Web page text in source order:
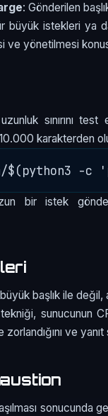
: Gönderilen
büyük istekleri ya
ve yönetilmesi
sınırını
karakterden
bir istek
başlık ile
sunucunun
ve
sonucunda